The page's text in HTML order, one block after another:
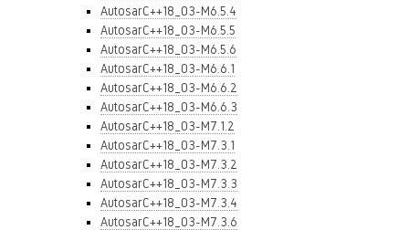
AutosarC++18_03-M6.5.4
AutosarC++18_03-M6.5.5
AutosarC++18_03-M6.5.6
AutosarC++18_03-M6.6.1
AutosarC++18_03-M6.6.2
AutosarC++18_03-M6.6.3
AutosarC++18_03-M7.1.2
AutosarC++18_03-M7.3.1
AutosarC++18_03-M7.3.2
AutosarC++18_03-M7.3.3
AutosarC++18_03-M7.3.4
AutosarC++18_03-M7.3.6